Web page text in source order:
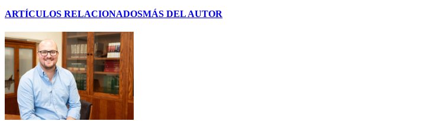
ARTÍCULOS RELACIONADOSMÁS DEL AUTOR